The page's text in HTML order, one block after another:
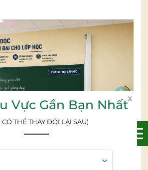
x
Vực Gần Bạn Nhất
CÓ THỂ THAY ĐỔI LẠI SAU)